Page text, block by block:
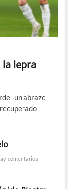
lepra
-un abrazo
comentarios